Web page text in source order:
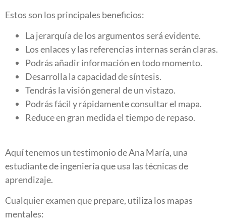
Estos son los principales beneficios:
La jerarquía de los argumentos será evidente.
Los enlaces y las referencias internas serán claras.
Podrás añadir información en todo momento.
Desarrolla la capacidad de síntesis.
Tendrás la visión general de un vistazo.
Podrás fácil y rápidamente consultar el mapa.
Reduce en gran medida el tiempo de repaso.
Aquí tenemos un testimonio de Ana María, una
estudiante de ingeniería que usa las técnicas de
aprendizaje.
Cualquier examen que prepare, utiliza los mapas
mentales: